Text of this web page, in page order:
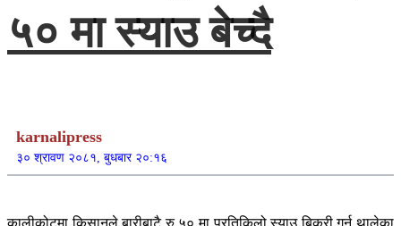
५० मा स्याउ बेच्दै
karnalipress
३० श्रावण २०८१, बुधबार २०:१६
कालीकोटमा किसानले बारीबाटै रु ५० मा प्रतिकिलो स्याउ बिक्री गर्न थालेका